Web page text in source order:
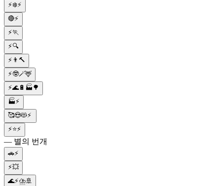
⚡❄️⚡
🔴⚡
⚡🏃
⚡🔍
⚡👨🔨
⚡🤓🪄🦌
⚡🌊🔋🏭🌳
🏭⚡
🥰😍😻⚡
⚡⭐⚡
— 별의 번개
🚗⚡
⚡💥
🌊⚡⛈🚢